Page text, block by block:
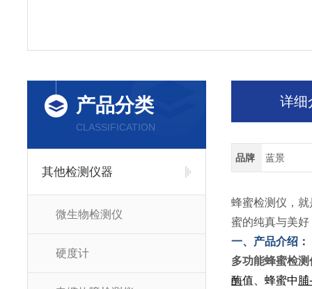
产品分类
CLASSIFICATION
其他检测仪器
微生物检测仪
硬度计
详细
品牌 蓝景
蜂蜜检测仪，
蜜的纯真与美
一、产品介绍：
多功能蜂蜜检测
酶值、蜂蜜中脯